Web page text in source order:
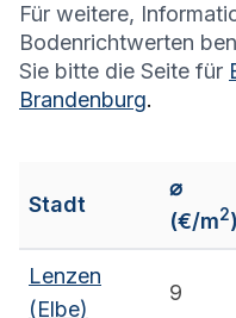
Für weitere,
Bodenrichtwerten
Sie bitte die Seite für
Brandenburg.
Stadt
⌀
(€/m2)
Lenzen
(Elbe)
9